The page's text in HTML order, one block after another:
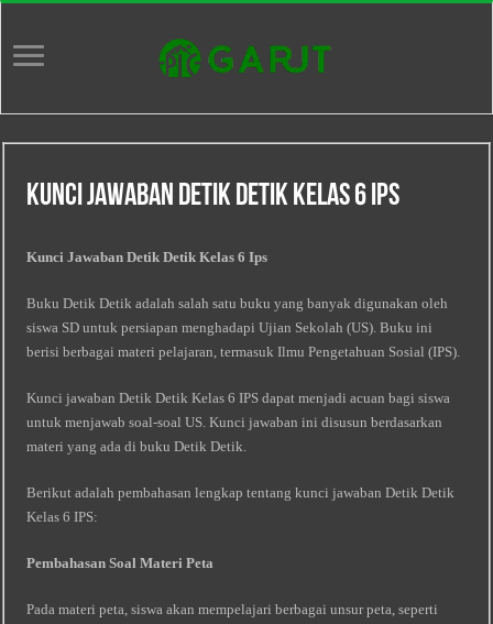
Kunci Jawaban Detik Detik Kelas 6 Ips
Kunci Jawaban Detik Detik Kelas 6 Ips
Buku Detik Detik adalah salah satu buku yang banyak digunakan oleh
siswa SD untuk persiapan menghadapi Ujian Sekolah (US). Buku ini
berisi berbagai materi pelajaran, termasuk Ilmu Pengetahuan Sosial (IPS).
Kunci jawaban Detik Detik Kelas 6 IPS dapat menjadi acuan bagi siswa
untuk menjawab soal-soal US. Kunci jawaban ini disusun berdasarkan
materi yang ada di buku Detik Detik.
Berikut adalah pembahasan lengkap tentang kunci jawaban Detik Detik
Kelas 6 IPS:
Pembahasan Soal Materi Peta
Pada materi peta, siswa akan mempelajari berbagai unsur peta, seperti